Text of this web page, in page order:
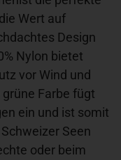
Wert auf
Design
Nylon bietet
vor Wind und
Farbe fügt
ein und ist somit
Seen
oder beim